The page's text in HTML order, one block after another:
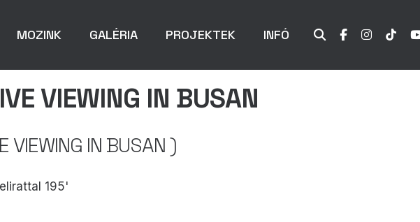
MOZINK GALÉRIA PROJEKTEK INFÓ
VIEWING IN BUSAN
VIEWING IN BUSAN )
195'